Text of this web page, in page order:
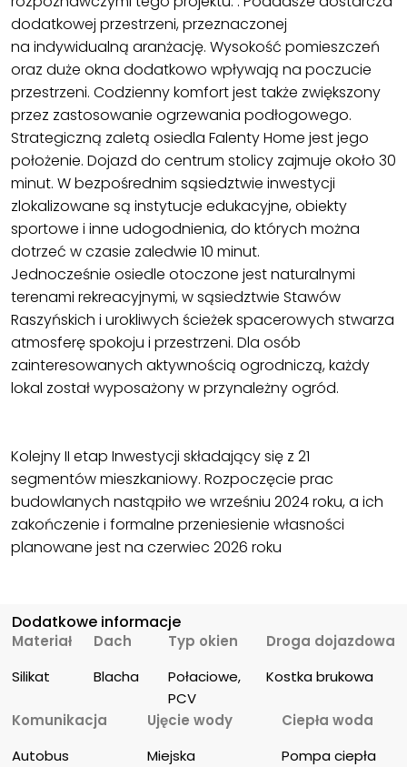
dodatkowej przestrzeni, przeznaczonej
na indywidualną aranżację. Wysokość pomieszczeń
oraz duże okna dodatkowo wpływają na poczucie
przestrzeni. Codzienny komfort jest także zwiększony
przez zastosowanie ogrzewania podłogowego.
Strategiczną zaletą osiedla Falenty Home jest jego
położenie. Dojazd do centrum stolicy zajmuje około 30
minut. W bezpośrednim sąsiedztwie inwestycji
zlokalizowane są instytucje edukacyjne, obiekty
sportowe i inne udogodnienia, do których można
dotrzeć w czasie zaledwie 10 minut.
Jednocześnie osiedle otoczone jest naturalnymi
terenami rekreacyjnymi, w sąsiedztwie Stawów
Raszyńskich i urokliwych ścieżek spacerowych stwarza
atmosferę spokoju i przestrzeni. Dla osób
zainteresowanych aktywnością ogrodniczą, każdy
lokal został wyposażony w przynależny ogród.
Kolejny II etap Inwestycji składający się z 21
segmentów mieszkaniowy. Rozpoczęcie prac
budowlanych nastąpiło we wrześniu 2024 roku, a ich
zakończenie i formalne przeniesienie własności
planowane jest na czerwiec 2026 roku
Dodatkowe informacje
Materiał
Silikat
Dach
Blacha
Typ okien
Połaciowe,
PCV
Droga dojazdowa
Kostka brukowa
Komunikacja
Autobus
Ujęcie wody
Miejska
Ciepła woda
Pompa ciepła